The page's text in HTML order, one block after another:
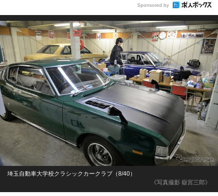
Sponsored by
《写真撮影 嶽宮三郎》
埼玉自動車大学校クラシックカークラブ（8/40）